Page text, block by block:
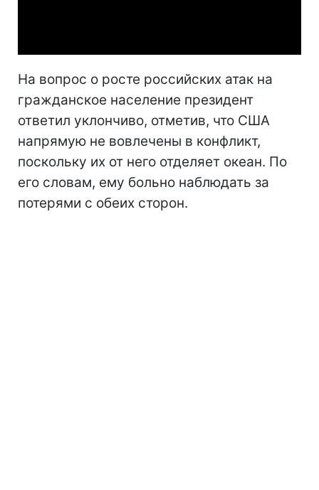
На вопрос о росте российских атак на
гражданское население президент
ответил уклончиво, отметив, что США
напрямую не вовлечены в конфликт,
поскольку их от него отделяет океан. По
его словам, ему больно наблюдать за
потерями с обеих сторон.